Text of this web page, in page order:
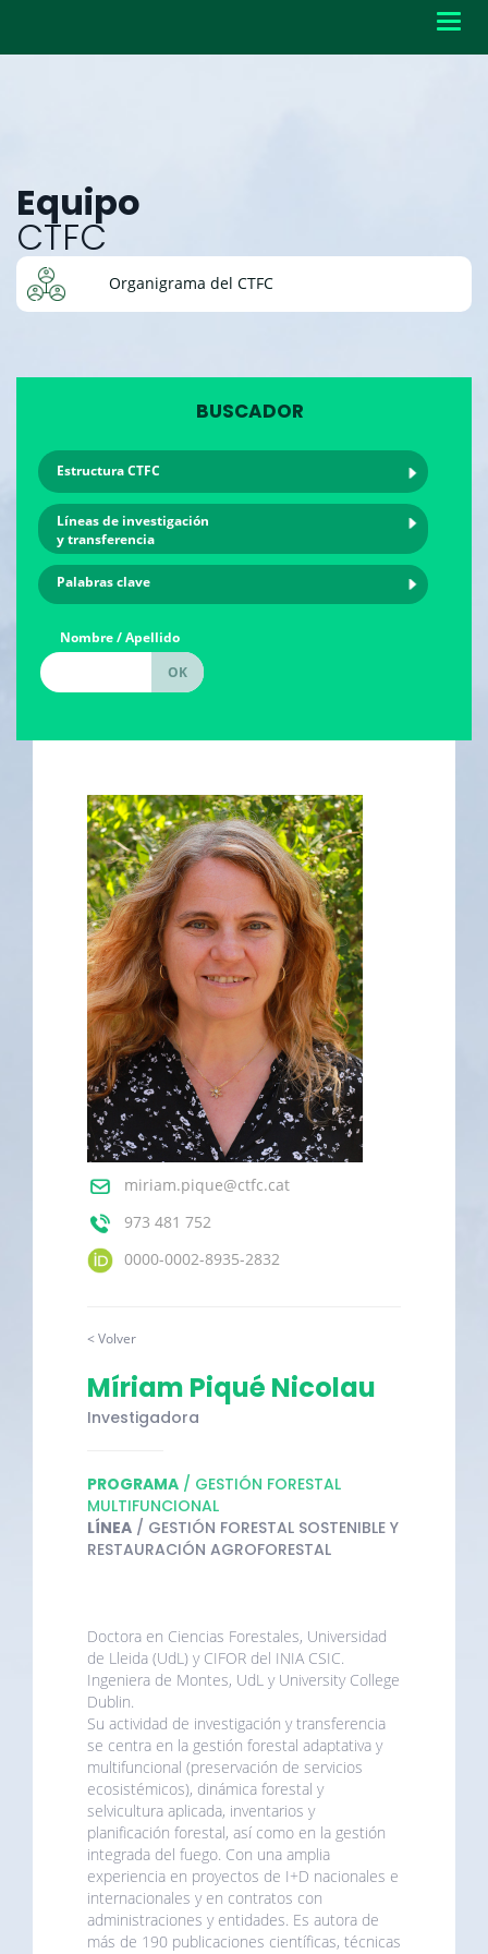
Equipo
CTFC
Organigrama del CTFC
BUSCADOR
Estructura CTFC
Líneas de investigación
y transferencia
Palabras clave
Nombre / Apellido
miriam.pique@ctfc.cat
973 481 752
0000-0002-8935-2832
< Volver
Míriam Piqué Nicolau
Investigadora
PROGRAMA / GESTIÓN FORESTAL
MULTIFUNCIONAL
LÍNEA / GESTIÓN FORESTAL SOSTENIBLE Y
RESTAURACIÓN AGROFORESTAL
Doctora en Ciencias Forestales, Universidad
de Lleida (UdL) y CIFOR del INIA CSIC.
Ingeniera de Montes, UdL y University College
Dublin.
Su actividad de investigación y transferencia
se centra en la gestión forestal adaptativa y
multifuncional (preservación de servicios
ecosistémicos), dinámica forestal y
selvicultura aplicada, inventarios y
planificación forestal, así como en la gestión
integrada del fuego. Con una amplia
experiencia en proyectos de I+D nacionales e
internacionales y en contratos con
administraciones y entidades. Es autora de
más de 190 publicaciones científicas, técnicas